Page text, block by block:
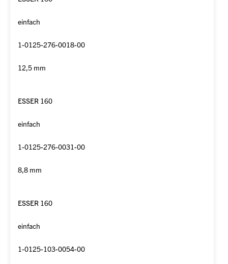
einfach
1-0125-276-0018-00
12,5 mm
ESSER 160
einfach
1-0125-276-0031-00
8,8 mm
ESSER 160
einfach
1-0125-103-0054-00